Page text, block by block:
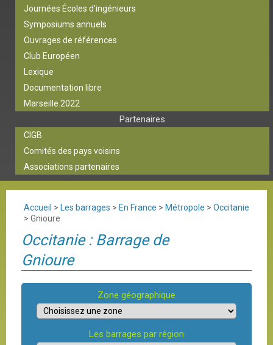
Journées Écoles d’ingénieurs
Symposiums annuels
Ouvrages de références
Club Européen
Lexique
Documentation libre
Marseille 2022
Partenaires
CIGB
Comités des pays voisins
Associations partenaires
Accueil > Les barrages > En France > Métropole > Occitanie
> Gnioure
Occitanie : Barrage de
Gnioure
Zone géographique
Les barrages par région